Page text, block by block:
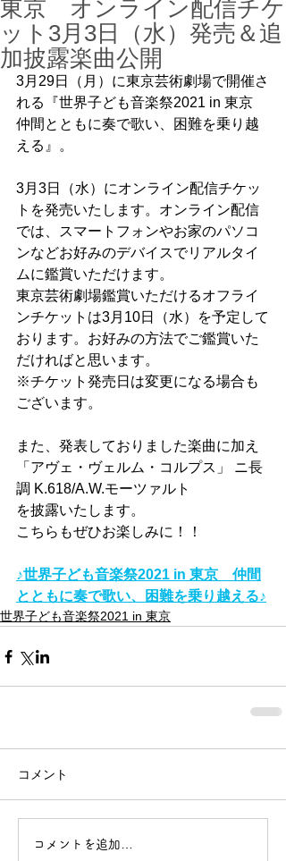
東京 オンライン配信チケ
ット3月3日（水）発売＆追
加披露楽曲公開
3月29日（月）に東京芸術劇場で開催さ
れる『世界子ども音楽祭2021 in 東京
仲間とともに奏で歌い、困難を乗り越
える』。
3月3日（水）にオンライン配信チケッ
トを発売いたします。オンライン配信
では、スマートフォンやお家のパソコ
ンなどお好みのデバイスでリアルタイ
ムに鑑賞いただけます。
東京芸術劇場鑑賞いただけるオフライ
ンチケットは3月10日（水）を予定して
おります。お好みの方法でご鑑賞いた
だければと思います。
※チケット発売日は変更になる場合も
ございます。
また、発表しておりました楽曲に加え
「アヴェ・ヴェルム・コルプス」 ニ長
調 K.618/A.W.モーツァルト
を披露いたします。
こちらもぜひお楽しみに！！
♪世界子ども音楽祭2021 in 東京　仲間
とともに奏で歌い、困難を乗り越える♪
世界子ども音楽祭2021 in 東京
コメント
コメントを追加…